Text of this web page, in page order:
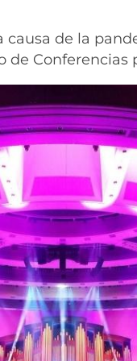
de la
Conferencias